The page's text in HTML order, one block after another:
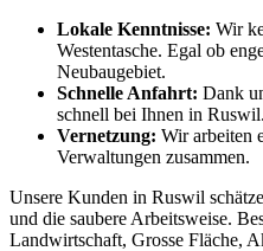
Lokale Kenntnisse: Wir
Westentasche. Egal ob
Neubaugebiet.
Schnelle Anfahrt: Dank
schnell bei Ihnen in
Vernetzung: Wir arbeiten
Verwaltungen zusammen.
Unsere Kunden in Ruswil
und die saubere Arbeitsweise.
Landwirtschaft, Grosse Fläche,